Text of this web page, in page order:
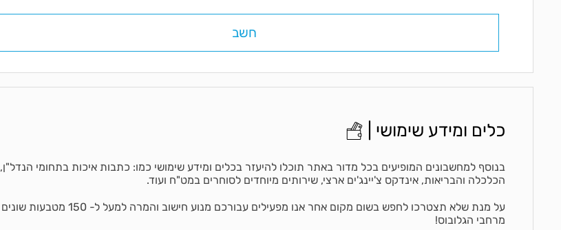
כלים ומידע שימושי |
בנוסף למחשבונים המופיעים בכל מדור באתר תוכלו להיעזר בכלים ומידע שימושי כמו: כתבות איכות בתחומי הנדל"ן,
הכלכלה והבריאות, אינדקס צ'יינג'ים ארצי, שירותים מיוחדים לסוחרים במט"ח ועוד.
על מנת שלא תצטרכו לחפש בשום מקום אחר אנו מפעילים עבורכם מנוע חישוב והמרה למעל ל- 150 מטבעות שונים
מרחבי הגלובוס!